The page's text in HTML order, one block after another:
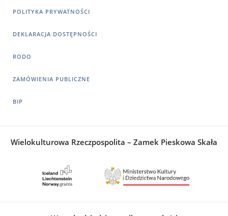
POLITYKA PRYWATNOŚCI
DEKLARACJA DOSTĘPNOŚCI
RODO
ZAMÓWIENIA PUBLICZNE
BIP
Wielokulturowa Rzeczpospolita – Zamek Pieskowa Skała